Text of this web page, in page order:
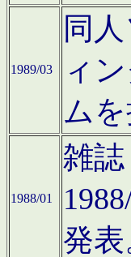
1989/03
同
ィ
ムを
1988/01
雑
発表